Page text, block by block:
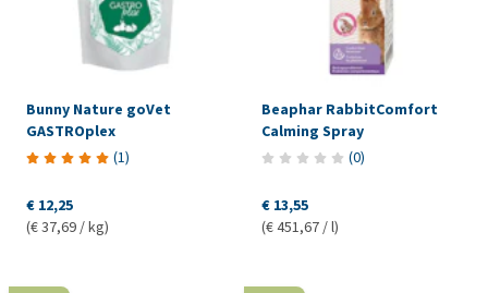
Bunny Nature goVet
GASTROplex
(1)
€ 12,25
(€ 37,69 / kg)
Beaphar RabbitComfort
Calming Spray
(0)
€ 13,55
(€ 451,67 / l)